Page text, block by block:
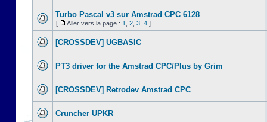
Turbo Pascal v3 sur Amstrad CPC 6128
[ Aller vers la page : 1 2 3 4 ]
[CROSSDEV] UGBASIC
PT3 driver for the Amstrad CPC/Plus by Grim
[CROSSDEV] Retrodev Amstrad CPC
Cruncher UPKR